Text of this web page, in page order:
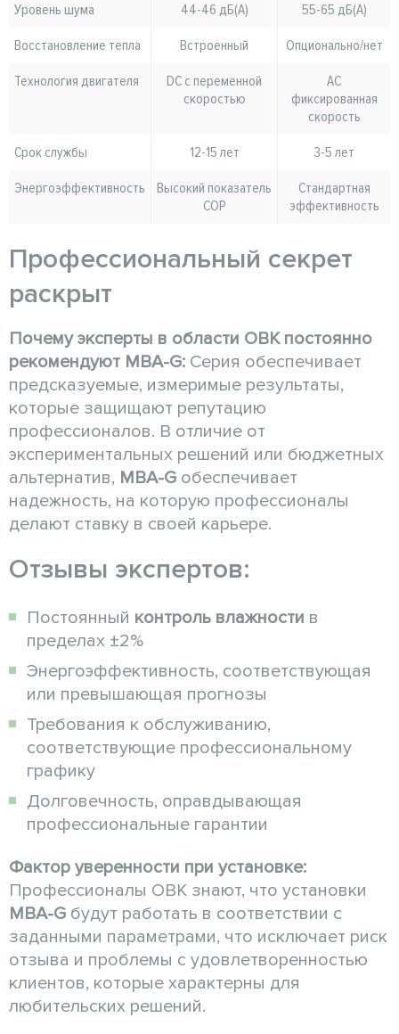
Уровень шума 44-46 дБ(A)
55-65 дБ(А)
Восстановление тепла
Встроенный
Опционально/нет
Технология двигателя
DC с переменной
скоростью
AC
фиксированная
скорость
Срок службы
12-15 лет
3-5 лет
Энергоэффективность
Высокий показатель
COP
Стандартная
эффективность
Профессиональный секрет
раскрыт
Почему эксперты в области ОВК постоянно
рекомендуют MBA-G: Серия обеспечивает
предсказуемые, измеримые результаты,
которые защищают репутацию
профессионалов. В отличие от
экспериментальных решений или бюджетных
альтернатив, MBA-G обеспечивает
надежность, на которую профессионалы
делают ставку в своей карьере.
Отзывы экспертов:
Постоянный контроль влажности в
пределах ±2%
Энергоэффективность, соответствующая
или превышающая прогнозы
Требования к обслуживанию,
соответствующие профессиональному
графику
Долговечность, оправдывающая
профессиональные гарантии
Фактор уверенности при установке:
Профессионалы ОВК знают, что установки
MBA-G будут работать в соответствии с
заданными параметрами, что исключает риск
отзыва и проблемы с удовлетворенностью
клиентов, которые характерны для
любительских решений.